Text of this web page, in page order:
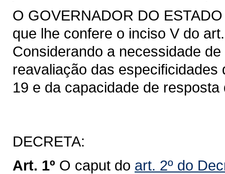
O GOVERNADOR DO
que lhe confere o inciso V do
Considerando a necessidade
reavaliação das
19 e da capacidade de
DECRETA:
Art. 1º O caput do art. 2º do